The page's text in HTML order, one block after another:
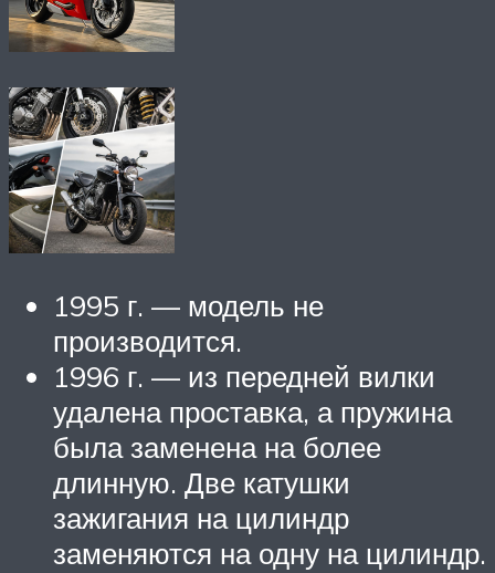
1995 г. — модель не
производится.
1996 г. — из передней вилки
удалена проставка, а пружина
была заменена на более
длинную. Две катушки
зажигания на цилиндр
заменяются на одну на цилиндр.